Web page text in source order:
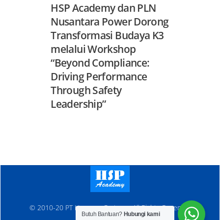
HSP Academy dan PLN
Nusantara Power Dorong
Transformasi Budaya K3
melalui Workshop
“Beyond Compliance:
Driving Performance
Through Safety
Leadership”
© 2010-20 PT Hanosen Pratama. All Rights Reserved
Butuh Bantuan? Hubungi kami